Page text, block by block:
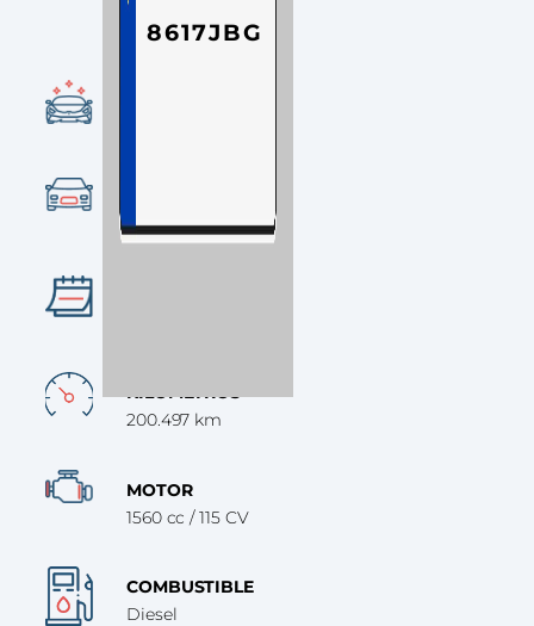
8617JBG
Turismo
KILÓMETROS
200.497 km
MOTOR
1560 cc / 115 CV
COMBUSTIBLE
Diesel